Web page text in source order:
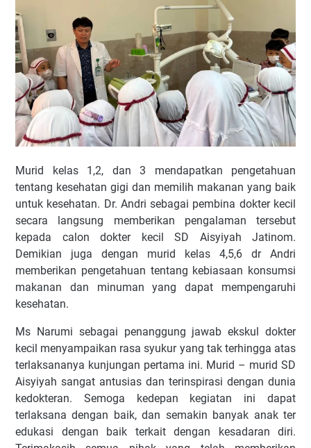
Murid kelas 1,2, dan 3 mendapatkan pengetahuan
tentang kesehatan gigi dan memilih makanan yang baik
untuk kesehatan. Dr. Andri sebagai pembina dokter kecil
secara langsung memberikan pengalaman tersebut
kepada calon dokter kecil SD Aisyiyah Jatinom.
Demikian juga dengan murid kelas 4,5,6 dr Andri
memberikan pengetahuan tentang kebiasaan konsumsi
makanan dan minuman yang dapat mempengaruhi
kesehatan.
Ms Narumi sebagai penanggung jawab ekskul dokter
kecil menyampaikan rasa syukur yang tak terhingga atas
terlaksananya kunjungan pertama ini. Murid – murid SD
Aisyiyah sangat antusias dan terinspirasi dengan dunia
kedokteran. Semoga kedepan kegiatan ini dapat
terlaksana dengan baik, dan semakin banyak anak ter
edukasi dengan baik terkait dengan kesadaran diri.